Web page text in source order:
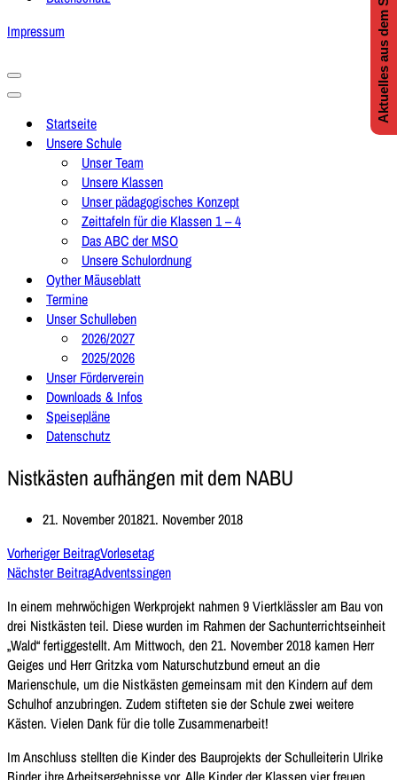
Impressum
Navigationsmenü
Navigationsmenü
Startseite
Unsere Schule
Unser Team
Unsere Klassen
Unser pädagogisches Konzept
Zeittafeln für die Klassen 1 – 4
Das ABC der MSO
Unsere Schulordnung
Oyther Mäuseblatt
Termine
Unser Schulleben
2026/2027
2025/2026
Unser Förderverein
Downloads & Infos
Speisepläne
Datenschutz
Nistkästen aufhängen mit dem NABU
21. November 201821. November 2018
Vorheriger BeitragVorlesetag
Nächster BeitragAdventssingen
In einem mehrwöchigen Werkprojekt nahmen 9 Viertklässler am Bau von
drei Nistkästen teil. Diese wurden im Rahmen der Sachunterrichtseinheit
„Wald“ fertiggestellt. Am Mittwoch, den 21. November 2018 kamen Herr
Geiges und Herr Gritzka vom Naturschutzbund erneut an die
Marienschule, um die Nistkästen gemeinsam mit den Kindern auf dem
Schulhof anzubringen. Zudem stifteten sie der Schule zwei weitere
Kästen. Vielen Dank für die tolle Zusammenarbeit!
Im Anschluss stellten die Kinder des Bauprojekts der Schulleiterin Ulrike